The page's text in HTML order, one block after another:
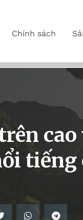
Chính sách
cao